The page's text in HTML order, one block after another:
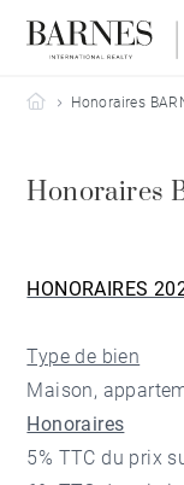
Barnes Bordeaux
Honoraires
Honoraires
HONORAIRES
Type de bien
Maison,
Honoraires
5% TTC du prix